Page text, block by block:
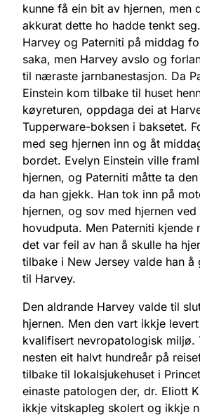
kunne få ein bit av hjernen, men
akkurat dette ho hadde tenkt
Harvey og Paterniti på middag
saka, men Harvey avslo og
til næraste jarnbanestasjon. Da
Einstein kom tilbake til huset
køyreturen, oppdaga dei at
Tupperware-boksen i baksetet.
med seg hjernen inn og åt
bordet. Evelyn Einstein ville
hjernen, og Paterniti måtte ta
da han gjekk. Han tok inn på
hjernen, og sov med hjernen
hovudputa. Men Paterniti kjende
det var feil av han å skulle ha
tilbake i New Jersey valde han å
til Harvey.
Den aldrande Harvey valde til
hjernen. Men den vart ikkje
kvalifisert nevropatologisk miljø.
nesten eit halvt hundreår på
tilbake til lokalsjukehuset i
einaste patologen der, dr. Eliott
ikkje vitskapleg skolert og ikkje